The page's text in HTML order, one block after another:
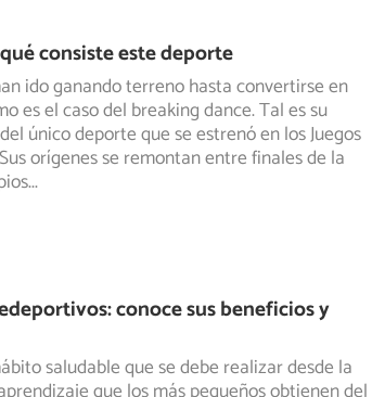
consiste este deporte
ido ganando terreno hasta convertirse en
es el caso del breaking dance. Tal es su
único deporte que se estrenó en los Juegos
orígenes se remontan entre finales de la
...
conoce sus beneficios y
saludable que se debe realizar desde la